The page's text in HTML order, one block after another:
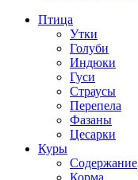
Птица
Утки
Голуби
Индюки
Гуси
Страусы
Перепела
Фазаны
Цесарки
Куры
Содержание
Корма